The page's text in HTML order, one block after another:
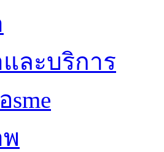
ละบริการ
sme